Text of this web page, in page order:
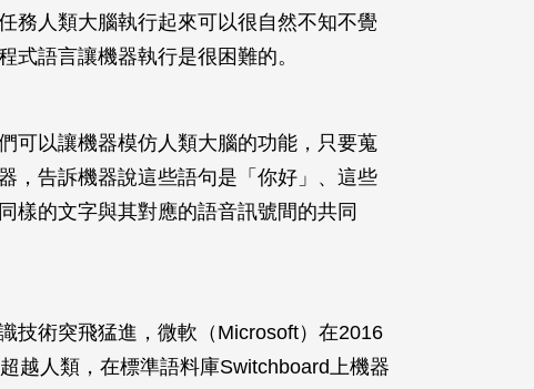
務人類大腦執行起來可以很自然不知不覺
式語言讓機器執行是很困難的。
可以讓機器模仿人類大腦的功能，只要蒐
，告訴機器說這些語句是「你好」、這些
樣的文字與其對應的語音訊號間的共同
技術突飛猛進，微軟（Microsoft）在2016
越人類，在標準語料庫Switchboard上機器